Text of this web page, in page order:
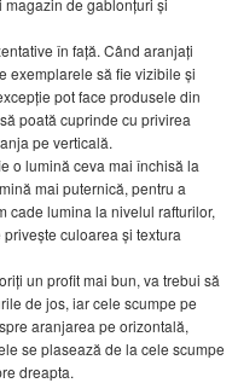
în față. Când aranjați
exemplarele să fie vizibile și
pot face produsele din
poată cuprinde cu privirea
pe verticală.
o lumină ceva mai închisă la
mai puternică, pentru a
cade lumina la nivelul rafturilor,
culoarea și textura
un profit mai bun, va trebui să
de jos, iar cele scumpe pe
aranjarea pe orizontală,
se plasează de la cele scumpe
dreapta.